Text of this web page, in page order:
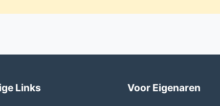
Links Voor Eigenaren